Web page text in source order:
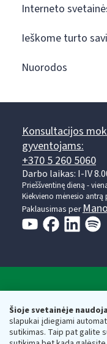
Šioje svetainėje
slapukai įdiegiami
sutikimas. Taip pat galite
Interneto
Ieškome turto
Nuorodos
Konsultacijos
gyventojams:
+370 5 260 5060
Darbo laikas: I-IV
Prieššventinę dieną -
Kiekvieno mėnesio antrą
Paklausimas per
Respublikos
Biudžetinė įstaiga.
adresas: Vasario 16-